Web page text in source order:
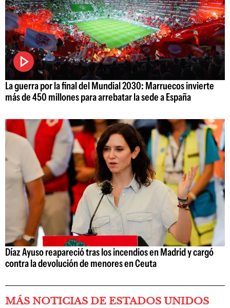
La guerra por la final del Mundial 2030: Marruecos invierte
más de 450 millones para arrebatar la sede a España
Díaz Ayuso reapareció tras los incendios en Madrid y cargó
contra la devolución de menores en Ceuta
MÁS NOTICIAS DE ESTADOS UNIDOS